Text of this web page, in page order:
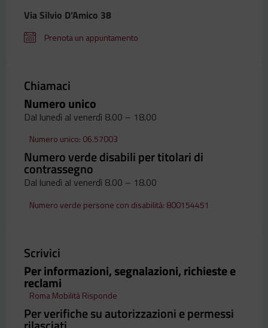
Via Silvio D’Amico 38
Prenota un appuntamento
Chiamaci
Numero unico
Dal lunedì al venerdì 8.00 – 18.00
Numero unico: 06.57003
Numero verde disabili per titolari di
contrassegno
Dal lunedì al venerdì 8.00 – 18.00
Numero verde persone con disabilità: 800154451
Scrivici
Per informazioni, segnalazioni, richieste e
reclami
Roma Mobilità Risponde
Per verifiche su autorizzazioni e permessi